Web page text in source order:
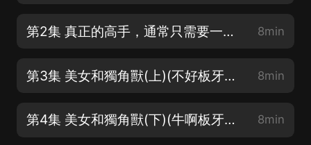
第2集 真正的高手，通常只需要一招(納尼我的戰獸居然是個毛驢) 8min
第3集 美女和獨角獸(上)(不好板牙居然要逃跑) 8min
第4集 美女和獨角獸(下)(牛啊板牙居然贏了) 8min